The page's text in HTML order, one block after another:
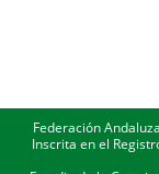
Federación
Inscrita en el